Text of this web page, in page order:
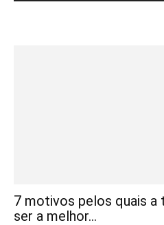
7 motivos pelos quais a
ser a melhor...